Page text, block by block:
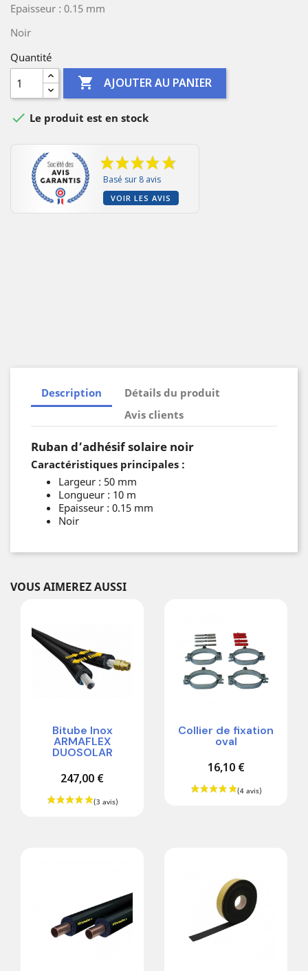
Epaisseur : 0.15 mm
Noir
Quantité
 AJOUTER AU PANIER
 Le produit est en stock
Basé sur 8 avis
VOIR LES AVIS
Description
Détails du produit
Avis clients
Ruban d’adhésif solaire noir
Caractéristiques principales :
Largeur : 50 mm
Longueur : 10 m
Epaisseur : 0.15 mm
Noir
VOUS AIMEREZ AUSSI
Bitube Inox
ARMAFLEX
DUOSOLAR
247,00 €
Collier de fixation
oval
16,10 €